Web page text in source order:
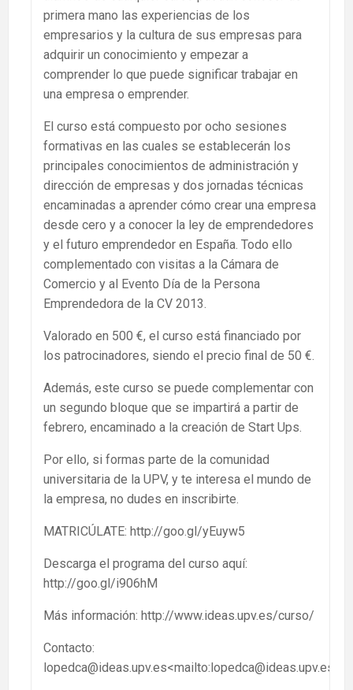
primera mano las experiencias de los
empresarios y la cultura de sus empresas para
adquirir un conocimiento y empezar a
comprender lo que puede significar trabajar en
una empresa o emprender.
El curso está compuesto por ocho sesiones
formativas en las cuales se establecerán los
principales conocimientos de administración y
dirección de empresas y dos jornadas técnicas
encaminadas a aprender cómo crear una empresa
desde cero y a conocer la ley de emprendedores
y el futuro emprendedor en España. Todo ello
complementado con visitas a la Cámara de
Comercio y al Evento Día de la Persona
Emprendedora de la CV 2013.
Valorado en 500 €, el curso está financiado por
los patrocinadores, siendo el precio final de 50 €.
Además, este curso se puede complementar con
un segundo bloque que se impartirá a partir de
febrero, encaminado a la creación de Start Ups.
Por ello, si formas parte de la comunidad
universitaria de la UPV, y te interesa el mundo de
la empresa, no dudes en inscribirte.
MATRICÚLATE: http://goo.gl/yEuyw5
Descarga el programa del curso aquí:
http://goo.gl/i906hM
Más información: http://www.ideas.upv.es/curso/
Contacto:
lopedca@ideas.upv.es<mailto:lopedca@ideas.upv.es>